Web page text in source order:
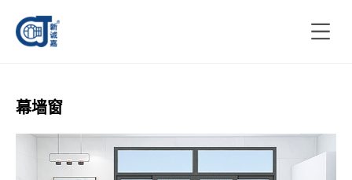
幕墙窗